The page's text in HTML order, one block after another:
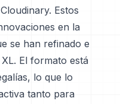
Estos
en la
se han refinado e
El formato está
lo que lo
tanto para